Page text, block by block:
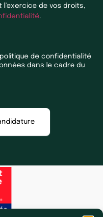
de vos droits,
.
de confidentialité
dans le cadre du